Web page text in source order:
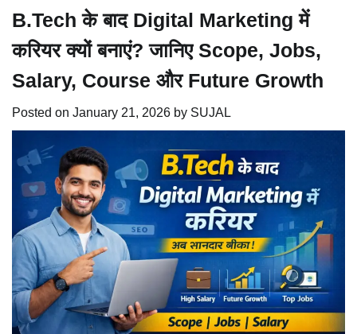
B.Tech के बाद Digital Marketing में
करियर क्यों बनाएं? जानिए Scope, Jobs,
Salary, Course और Future Growth
Posted on January 21, 2026 by SUJAL